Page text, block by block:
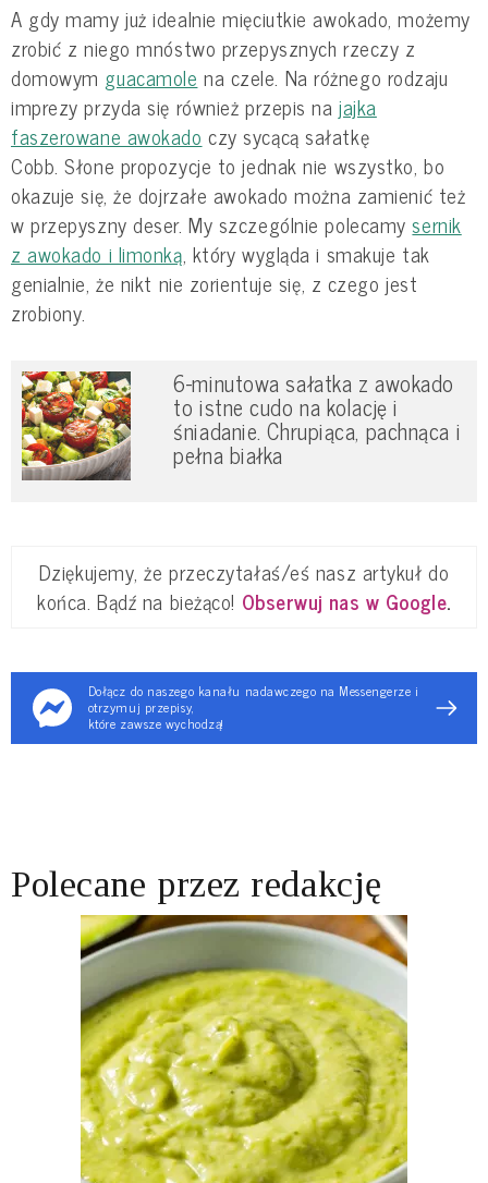
A gdy mamy już idealnie mięciutkie awokado, możemy
zrobić z niego mnóstwo przepysznych rzeczy z
domowym guacamole na czele. Na różnego rodzaju
imprezy przyda się również przepis najajka
faszerowane awokado czy sycącą sałatkę
Cobb. Słone propozycje to jednak nie wszystko, bo
okazuje się, że dojrzałe awokado można zamienić też
w przepyszny deser. My szczególnie polecamysernik
z awokado i limonką, który wygląda i smakuje tak
genialnie, że nikt nie zorientuje się, z czego jest
zrobiony.
6-minutowa sałatka z awokado
to istne cudo na kolację i
śniadanie. Chrupiąca, pachnąca i
pełna białka
Dziękujemy, że przeczytałaś/eś nasz artykuł do
końca. Bądź na bieżąco! Obserwuj nas w Google.
Dołącz do naszego kanału nadawczego na Messengerze i
otrzymuj przepisy,
które zawsze wychodzą!
Polecane przez redakcję